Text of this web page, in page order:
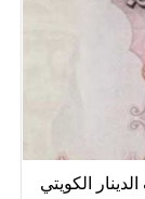
الكويتي